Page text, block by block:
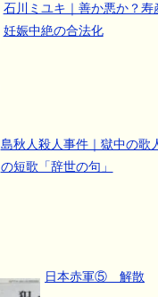
石川ミユキ｜善か悪か？寿
妊娠中絶の合法化
島秋人殺人事件｜獄中の歌
の短歌「辞世の句」
日本赤軍⑤ 解散